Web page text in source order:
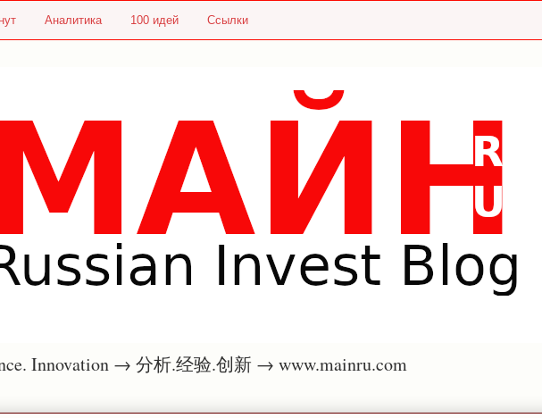
Аналитика 100 идей Ссылки
Innovation → 分析.经验.创新 → www.mainru.com